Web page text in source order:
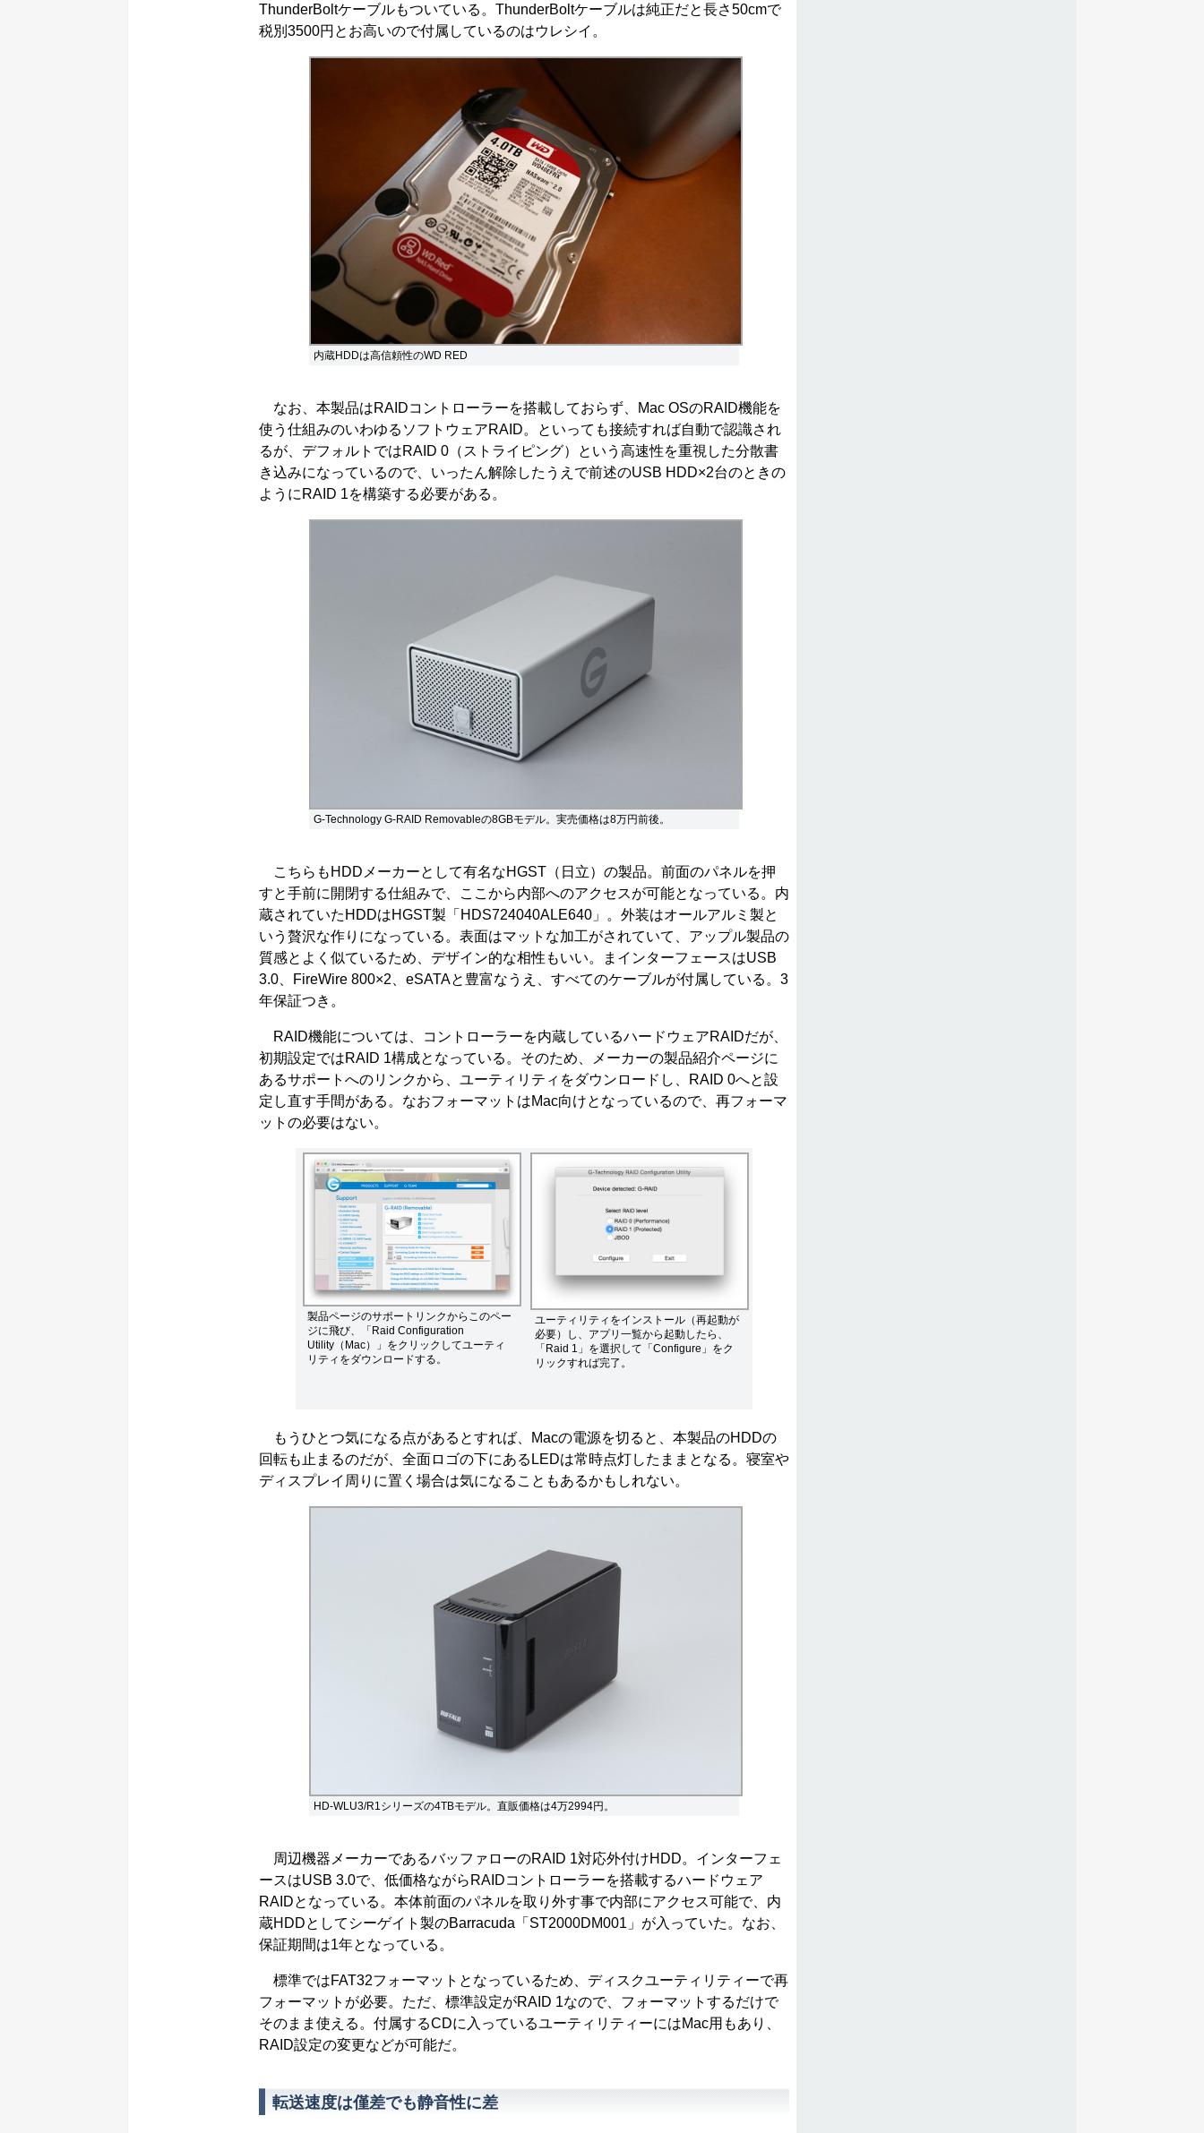
ThunderBoltケーブルもついている。ThunderBoltケーブルは純正だと長さ50cmで
税別3500円とお高いので付属しているのはウレシイ。
内蔵HDDは高信頼性のWD RED
なお、本製品はRAIDコントローラーを搭載しておらず、Mac OSのRAID機能を
使う仕組みのいわゆるソフトウェアRAID。といっても接続すれば自動で認識され
るが、デフォルトではRAID 0（ストライピング）という高速性を重視した分散書
き込みになっているので、いったん解除したうえで前述のUSB HDD×2台のときの
ようにRAID 1を構築する必要がある。
G-Technology G-RAID Removableの8GBモデル。実売価格は8万円前後。
こちらもHDDメーカーとして有名なHGST（日立）の製品。前面のパネルを押
すと手前に開閉する仕組みで、ここから内部へのアクセスが可能となっている。内
蔵されていたHDDはHGST製「HDS724040ALE640」。外装はオールアルミ製と
いう贅沢な作りになっている。表面はマットな加工がされていて、アップル製品の
質感とよく似ているため、デザイン的な相性もいい。まインターフェースはUSB
3.0、FireWire 800×2、eSATAと豊富なうえ、すべてのケーブルが付属している。3
年保証つき。
RAID機能については、コントローラーを内蔵しているハードウェアRAIDだが、
初期設定ではRAID 1構成となっている。そのため、メーカーの製品紹介ページに
あるサポートへのリンクから、ユーティリティをダウンロードし、RAID 0へと設
定し直す手間がある。なおフォーマットはMac向けとなっているので、再フォーマ
ットの必要はない。
製品ページのサポートリンクからこのペー
ジに飛び、「Raid Configuration
Utility（Mac）」をクリックしてユーティ
リティをダウンロードする。
ユーティリティをインストール（再起動が
必要）し、アプリ一覧から起動したら、
「Raid 1」を選択して「Configure」をク
リックすれば完了。
もうひとつ気になる点があるとすれば、Macの電源を切ると、本製品のHDDの
回転も止まるのだが、全面ロゴの下にあるLEDは常時点灯したままとなる。寝室や
ディスプレイ周りに置く場合は気になることもあるかもしれない。
HD-WLU3/R1シリーズの4TBモデル。直販価格は4万2994円。
周辺機器メーカーであるバッファローのRAID 1対応外付けHDD。インターフェ
ースはUSB 3.0で、低価格ながらRAIDコントローラーを搭載するハードウェア
RAIDとなっている。本体前面のパネルを取り外す事で内部にアクセス可能で、内
蔵HDDとしてシーゲイト製のBarracuda「ST2000DM001」が入っていた。なお、
保証期間は1年となっている。
標準ではFAT32フォーマットとなっているため、ディスクユーティリティーで再
フォーマットが必要。ただ、標準設定がRAID 1なので、フォーマットするだけで
そのまま使える。付属するCDに入っているユーティリティーにはMac用もあり、
RAID設定の変更などが可能だ。
転送速度は僅差でも静音性に差